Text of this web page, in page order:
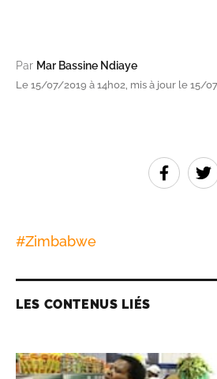
Par Mar Bassine Ndiaye
Le 15/07/2019 à 14h02, mis à jour le 15/
#Zimbabwe
LES CONTENUS LIÉS